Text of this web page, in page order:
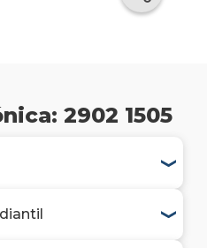
2902 1505